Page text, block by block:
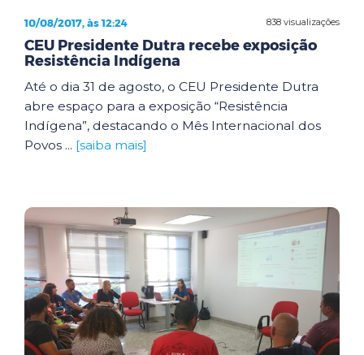
838 visualizações
10/08/2017, às 12:24
CEU Presidente Dutra recebe exposição
Resistência Indígena
Até o dia 31 de agosto, o CEU Presidente Dutra
abre espaço para a exposição “Resistência
Indígena”, destacando o Mês Internacional dos
Povos ... [saiba mais]